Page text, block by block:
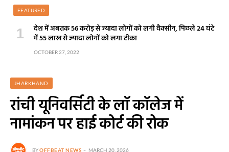
FEATURED
देश में अबतक 56 करोड़ से ज्यादा लोगों को लगी वैक्सीन, पिछले 24 घंटे
में 55 लाख से ज्यादा लोगों को लगा टीका
OCTOBER 27, 2022
JHARKHAND
रांची यूनिवर्सिटी के लॉ कॉलेज में
नामांकन पर हाई कोर्ट की रोक
BYOFFBEAT NEWS MARCH 20, 2026